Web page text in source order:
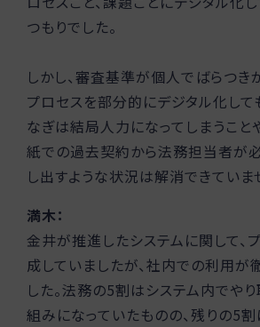
つもりでした。
しかし、審査基準が個人でばらつき
プロセスを部分的にデジタル化して
なぎは結局人力になってしまうこと
紙での過去契約から法務担当者が
し出すような状況は解消できていま
満木：
金井が推進したシステムに関して、
成していましたが、社内での利用が
した。法務の5割はシステム内でや
組みになっていたものの、残りの5